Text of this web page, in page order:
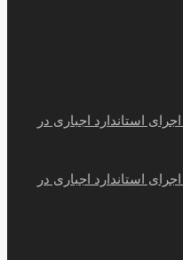
استاندارد اجباری در
استاندارد اجباری در